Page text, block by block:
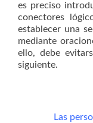
es preciso
conectores
establecer una
mediante
ello, debe
siguiente.
Las